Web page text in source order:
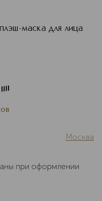
маска для лица
Москва
при оформлении